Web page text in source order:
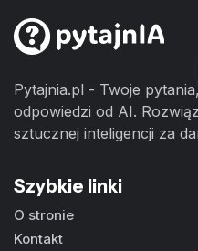
Pytajnia.pl - Twoje
odpowiedzi od AI.
sztucznej inteligencji za
Szybkie linki
O stronie
Kontakt